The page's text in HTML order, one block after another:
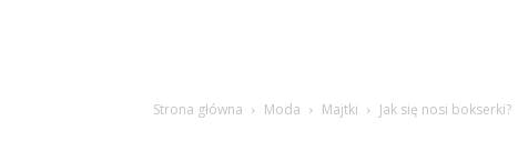
Strona główna Moda Majtki Jak się nosi bokserki?